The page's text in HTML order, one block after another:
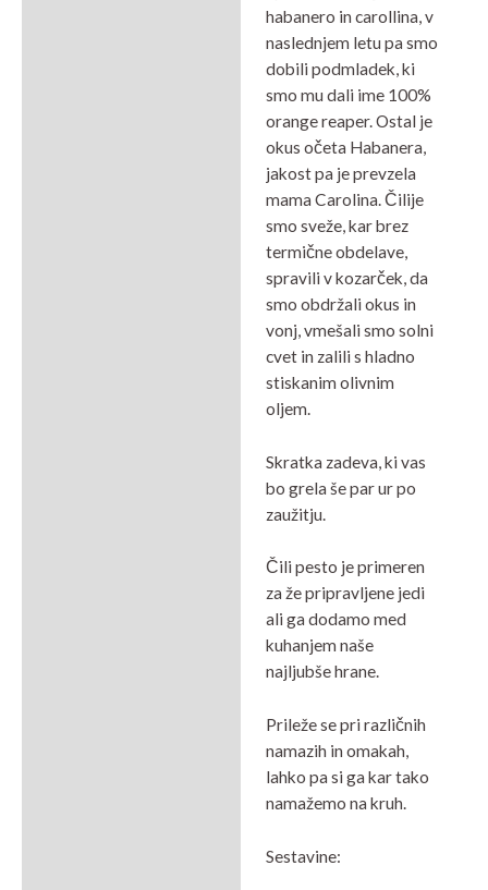
habanero in carollina, v
naslednjem letu pa smo
dobili podmladek, ki
smo mu dali ime 100%
orange reaper. Ostal je
okus očeta Habanera,
jakost pa je prevzela
mama Carolina. Čilije
smo sveže, kar brez
termične obdelave,
spravili v kozarček, da
smo obdržali okus in
vonj, vmešali smo solni
cvet in zalili s hladno
stiskanim olivnim
oljem.
Skratka zadeva, ki vas
bo grela še par ur po
zaužitju.
Čili pesto je primeren
za že pripravljene jedi
ali ga dodamo med
kuhanjem naše
najljubše hrane.
Prileže se pri različnih
namazih in omakah,
lahko pa si ga kar tako
namažemo na kruh.
Sestavine: